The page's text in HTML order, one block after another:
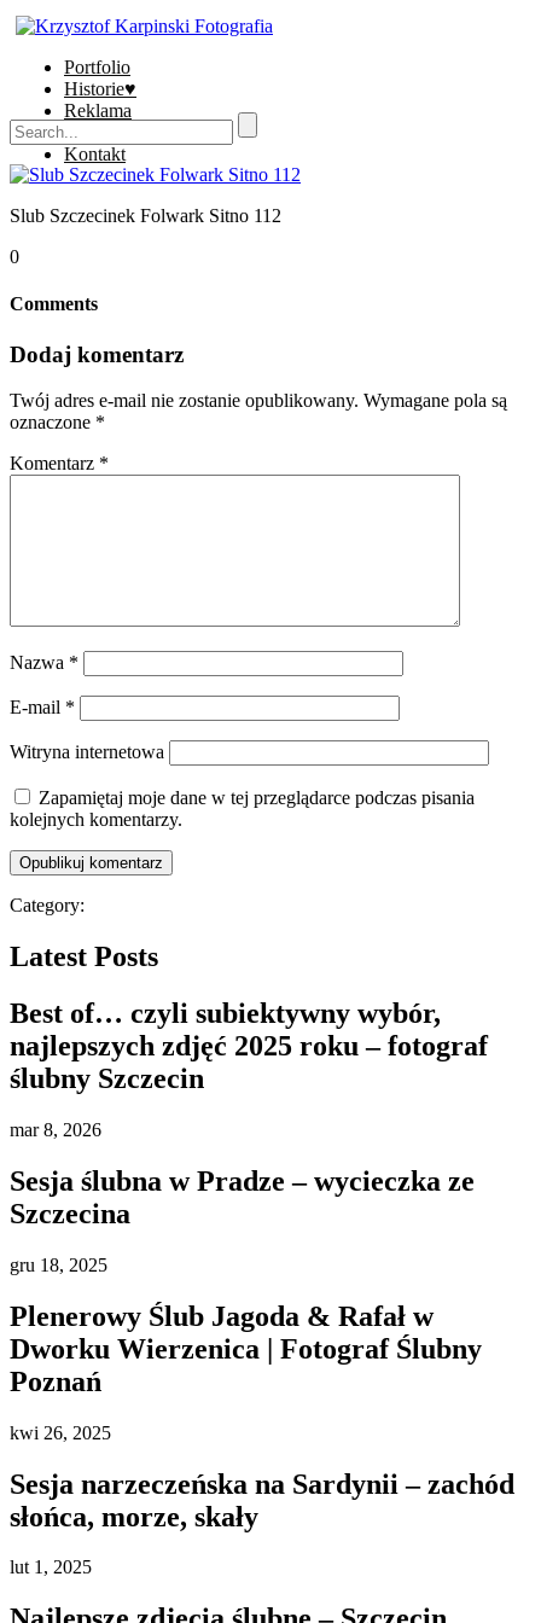
Portfolio
Historie♥
Reklama
Sklep
Kontakt
Slub Szczecinek Folwark Sitno 112
0
Comments
Dodaj komentarz
Twój adres e-mail nie zostanie opublikowany. Wymagane pola są
oznaczone *
Komentarz *
Nazwa *
E-mail *
Witryna internetowa
Zapamiętaj moje dane w tej przeglądarce podczas pisania
kolejnych komentarzy.
Category:
Latest Posts
Best of… czyli subiektywny wybór,
najlepszych zdjęć 2025 roku – fotograf
ślubny Szczecin
mar8, 2026
Sesja ślubna w Pradze – wycieczka ze
Szczecina
gru 18, 2025
Plenerowy Ślub Jagoda & Rafał w
Dworku Wierzenica | Fotograf Ślubny
Poznań
kwi 26, 2025
Sesja narzeczeńska na Sardynii – zachód
słońca, morze, skały
lut1, 2025